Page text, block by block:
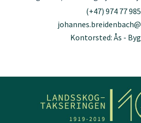
(+47) 974 77 985
Kontorsted: Ås -